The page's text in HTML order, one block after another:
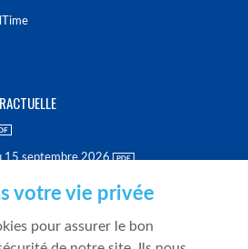
15 septembre 2026
votre vie privée
pour assurer le bon